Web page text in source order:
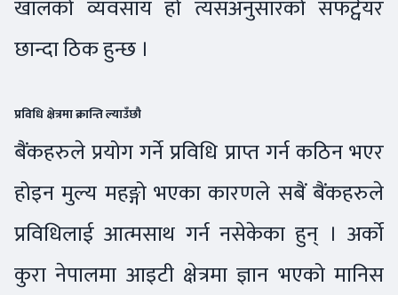
खालको व्यवसाय हो त्यसअनुसारको सफट्वेयर
छान्दा ठिक हुन्छ ।
प्रविधि क्षेत्रमा क्रान्ति ल्याउँछौ
बैंकहरुले प्रयोग गर्ने प्रविधि प्राप्त गर्न कठिन भएर
होइन मुल्य महङ्गो भएका कारणले सबैं बैंकहरुले
प्रविधिलाई आत्मसाथ गर्न नसेकेका हुन् । अर्को
कुरा नेपालमा आइटी क्षेत्रमा ज्ञान भएको मानिस